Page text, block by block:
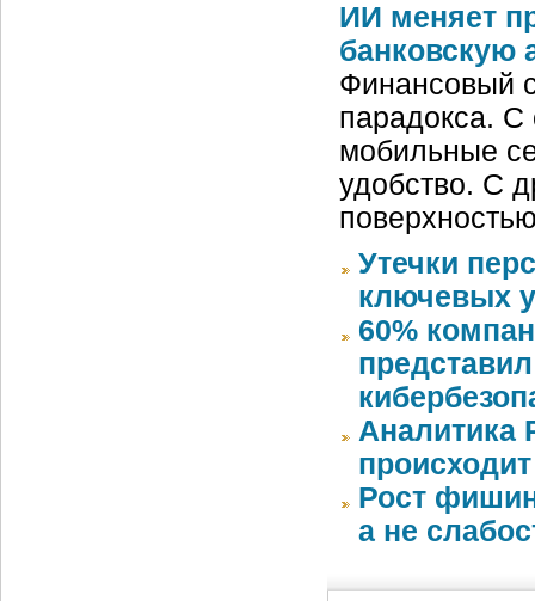
ИИ меняет
банковскую
Финансовый
парадокса. С
мобильные
удобство. С
Утечки
ключевых
60%
Аналитика
Рост
а не